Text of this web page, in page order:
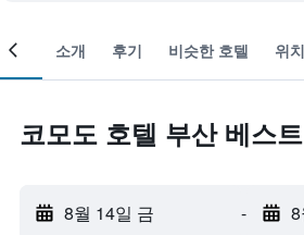
객실 소개 후기 비슷한 호텔 위치
코모도 호텔 부산 베스
8월 14일 금 -